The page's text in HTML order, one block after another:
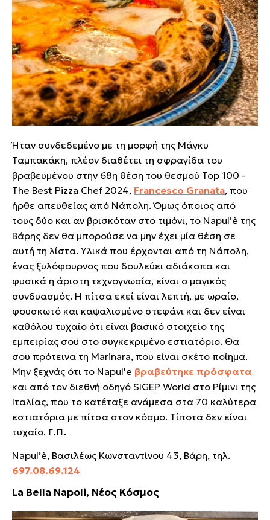
Ήταν συνδεδεμένο με τη μορφή της Μάγκυ
Ταμπακάκη, πλέον διαθέτει τη σφραγίδα του
βραβευμένου στην 68η θέση του θεσμού Top 100 -
The Best Pizza Chef 2024, Francesco Granata, που
ήρθε απευθείας από Νάπολη. Όμως όποιος από
τους δύο και αν βρισκόταν στο τιμόνι, το Napul’è της
Βάρης δεν θα μπορούσε να μην έχει μία θέση σε
αυτή τη λίστα. Υλικά που έρχονται από τη Νάπολη,
ένας ξυλόφουρνος που δουλεύει αδιάκοπα και
φυσικά η άριστη τεχνογνωσία, είναι ο μαγικός
συνδυασμός. Η πίτσα εκεί είναι λεπτή, με ωραίο,
φουσκωτό και καψαλισμένο στεφάνι και δεν είναι
καθόλου τυχαίο ότι είναι βασικό στοιχείο της
εμπειρίας σου στο συγκεκριμένο εστιατόριο. Θα
σου πρότεινα τη Marinara, που είναι σκέτο ποίημα.
Μην ξεχνάς ότι το Napul'e βραβεύτηκε πρόσφατα
και από τον διεθνή οδηγό SIGEP World στο Ρίμινι της
Ιταλίας, που το κατέταξε ανάμεσα στα 70 καλύτερα
εστιατόρια με πίτσα στον κόσμο. Τίποτα δεν είναι
τυχαίο. Γ.Π.
Napul’è, Βασιλέως Κωνσταντίνου 43, Βάρη, τηλ.
697.08.69.124
La Bella Napoli, Νέος Κόσμος